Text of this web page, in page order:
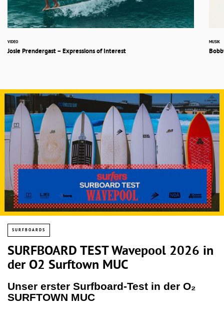
VIDEO
Josie Prendergast – Expressions of Interest
MUSIK
SURFBOARDS
SURFBOARD TEST Wavepool 2026 in
der O2 Surftown MUC
Unser erster Surfboard-Test in der O₂
SURFTOWN MUC